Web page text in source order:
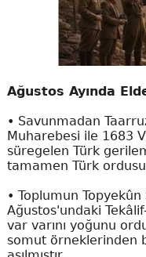
Ağustos Ayında
• Savunmadan
Muharebesi ile 1683
süregelen Türk
tamamen Türk
• Toplumun
Ağustos'undaki
var varını yoğunu
somut örneklerinden